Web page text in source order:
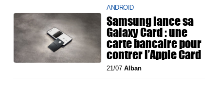
ANDROID
Samsung lance sa
Galaxy Card : une
carte bancaire pour
contrer l’Apple Card
21/07Alban